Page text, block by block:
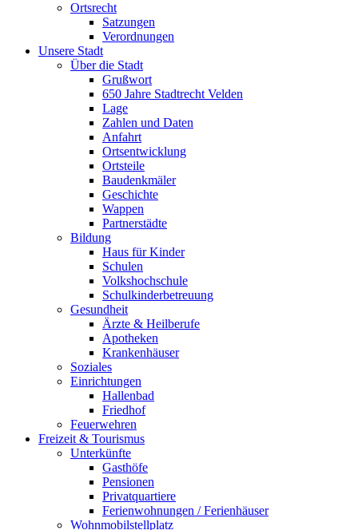
Ortsrecht
Satzungen
Verordnungen
Unsere Stadt
Über die Stadt
Grußwort
650 Jahre Stadtrecht Velden
Lage
Zahlen und Daten
Anfahrt
Ortsentwicklung
Ortsteile
Baudenkmäler
Geschichte
Wappen
Partnerstädte
Bildung
Haus für Kinder
Schulen
Volkshochschule
Schulkinderbetreuung
Gesundheit
Ärzte & Heilberufe
Apotheken
Krankenhäuser
Soziales
Einrichtungen
Hallenbad
Friedhof
Feuerwehren
Freizeit & Tourismus
Unterkünfte
Gasthöfe
Pensionen
Privatquartiere
Ferienwohnungen / Ferienhäuser
Wohnmobilstellplatz